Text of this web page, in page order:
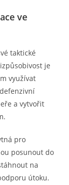
ve
taktické
je
využívat
a vytvořit
pro
posunout do
na
útoku.